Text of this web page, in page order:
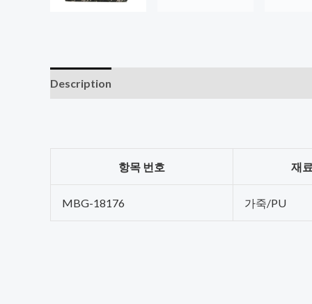
Description
항목 번호 재료
MBG-18176 가죽/PU